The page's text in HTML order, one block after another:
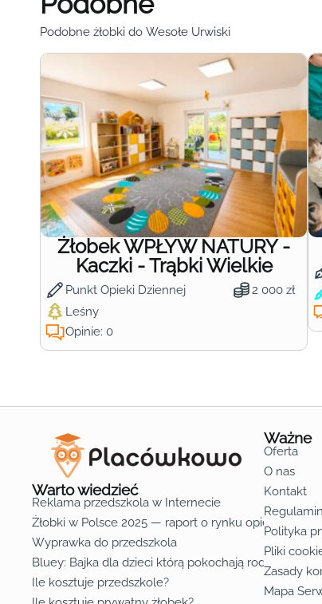
Podobne żłobki do Wesołe Urwiski
Żłobek WPŁYW NATURY -
Kaczki - Trąbki Wielkie
Punkt Opieki Dziennej 2 000 zł
Leśny
Opinie: 0
Warto wiedzieć
Reklama przedszkola w Internecie
Żłobki w Polsce 2025 — raport o rynku opieki nad
Wyprawka do przedszkola
Bluey: Bajka dla dzieci którą pokochają rodzice
Ile kosztuje przedszkole?
Ważne
Oferta
O nas
Kontakt
Polityka
Pliki
Zasady
Mapa